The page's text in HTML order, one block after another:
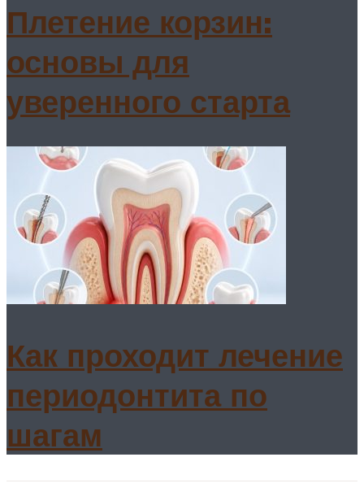
Плетение корзин:
основы для
уверенного старта
Как проходит лечение
периодонтита по
шагам